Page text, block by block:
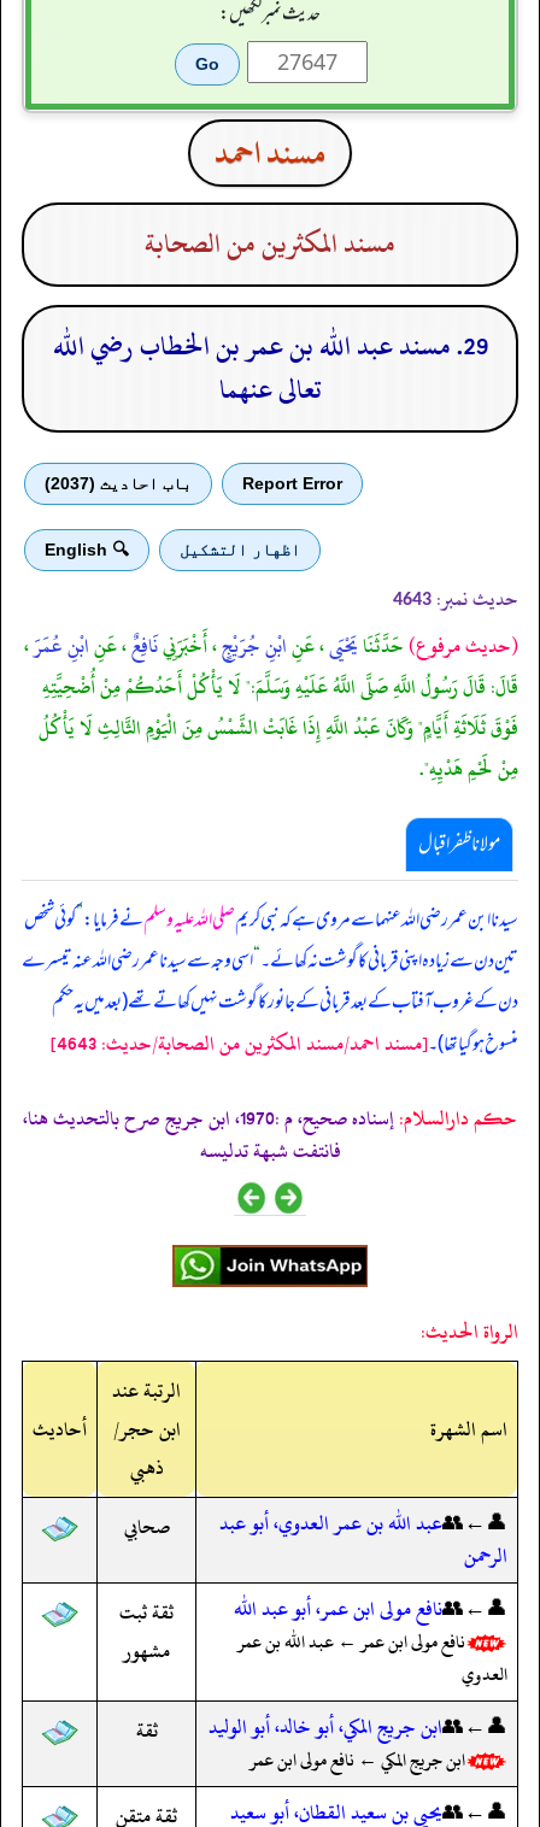
حدیث نمبر لکھیں:
مسند احمد
مسند المكثرين من الصحابة
29. مسند عبد الله بن عمر بن الخطاب رضي الله
تعالى عنهما
Report Error باب احادیث (2037)
اظهار التشكيل 🔍 English
حدیث نمبر: 4643
(حديث مرفوع)حَدَّثَنَايَحْيَى، عَنِابْنِ جُرَيْجٍ، أَخْبَرَنِينَافِعٌ، عَنِابْنِ عُمَرَ،
قَالَ: قَالَ رَسُولُ اللَّهِ صَلَّى اللَّهُ عَلَيْهِ وَسَلَّمَ:" لَا يَأْكُلْ أَحَدُكُمْ مِنْ أُضْحِيَّتِهِ
فَوْقَ ثَلَاثَةِ أَيَّامٍ" وَكَانَ عَبْدُ اللَّهِ إِذَا غَابَتْ الشَّمْسُ مِنَ الْيَوْمِ الثَّالِثِ لَا يَأْكُلُ
مِنْ لَحْمِ هَدْيِهِ".
مولانا ظفر اقبال
سیدنا ابن عمر رضی اللہ عنہما سے مروی ہے کہ نبی کریمصلی اللہ علیہ وسلمنے فرمایا:”کوئی شخص
تین دن سے زیادہ اپنی قربانی کا گوشت نہ کھائے۔“اسی وجہ سے سیدنا عمر رضی اللہ عنہ تیسرے
دن کے غروب آفتاب کے بعد قربانی کے جانور کا گوشت نہیں کھاتے تھے (بعد میں یہ حکم
منسوخ ہو گیا تھا)۔[مسند احمد/مسند المكثرين من الصحابة/حدیث: 4643]
حکم دارالسلام:
إسناده صحيح، م :1970، ابن جریج صرح بالتحديث هنا،
فانتفت شبهة تدلیسه
الرواة الحديث:
اسم الشهرة
الرتبة عند
ابن حجر/
ذهبي
أحاديث
👤←👥عبد الله بن عمر العدوي، أبو عبد
الرحمن
صحابي
👤←👥نافع مولى ابن عمر، أبو عبد الله
نافع مولى ابن عمر ← عبد الله بن عمر
العدوي
ثقة ثبت
مشهور
👤←👥ابن جريج المكي، أبو خالد، أبو الوليد
ابن جريج المكي ← نافع مولى ابن عمر
ثقة
👤←👥يحيى بن سعيد القطان، أبو سعيد ثقة متقن